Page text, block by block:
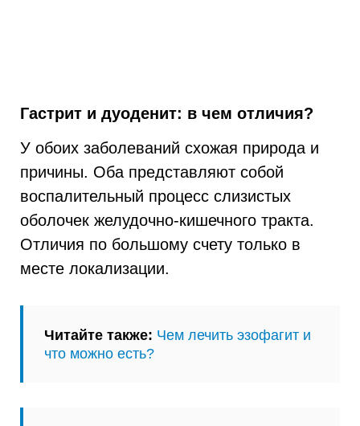
Гастрит и дуоденит: в чем отличия?
У обоих заболеваний схожая природа и
причины. Оба представляют собой
воспалительный процесс слизистых
оболочек желудочно-кишечного тракта.
Отличия по большому счету только в
месте локализации.
Читайте также: Чем лечить эзофагит и
что можно есть?